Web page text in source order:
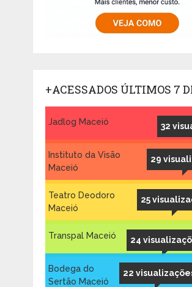
+ACESSADOS ÚLTIMOS 7
32
Jadlog Maceió
29
Instituto da Visão
Maceió
25
Teatro Deodoro
Maceió
24
Transpal Maceió
22
Bodega do
Sertão Maceió